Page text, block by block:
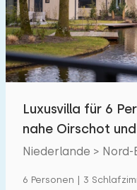
Luxusvilla für 6
nahe Oirschot
Niederlande >
6 Personen | 3